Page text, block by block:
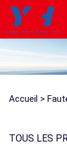
Accueil >
TOUS LES